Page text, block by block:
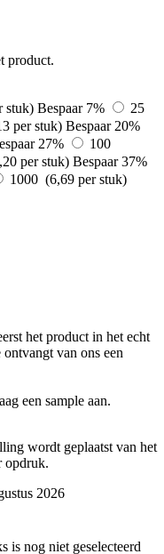
product.
stuk) Bespaar 7%
25
per stuk) Bespaar 20%
27%
100
per stuk) Bespaar 37%
1000 (6,69 per stuk)
het product in het echt
van ons een
een sample aan.
wordt geplaatst van het
opdruk.
2026
is nog niet geselecteerd